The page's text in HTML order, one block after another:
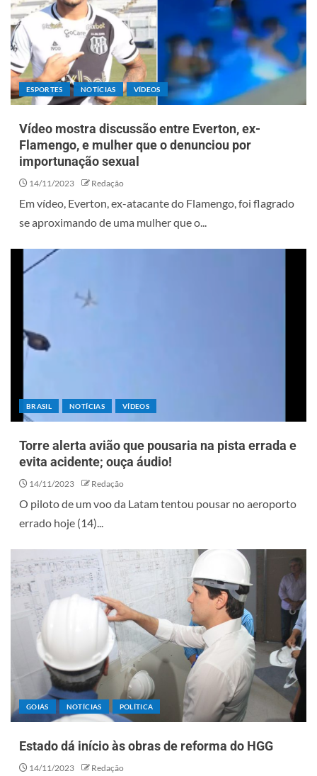
ESPORTES NOTÍCIAS VÍDEOS
Vídeo mostra discussão entre Everton, ex-
Flamengo, e mulher que o denunciou por
importunação sexual
14/11/2023 Redação
Em vídeo, Everton, ex-atacante do Flamengo, foi flagrado
se aproximando de uma mulher que o...
BRASIL NOTÍCIAS VÍDEOS
Torre alerta avião que pousaria na pista errada e
evita acidente; ouça áudio!
14/11/2023 Redação
O piloto de um voo da Latam tentou pousar no aeroporto
errado hoje (14)...
GOIÁS NOTÍCIAS POLÍTICA
Estado dá início às obras de reforma do HGG
14/11/2023 Redação